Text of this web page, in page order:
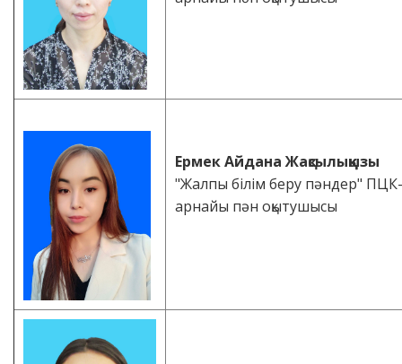
Ермек Айдана Жақсылыққызы
"Жалпы білім беру пәндер"
арнайы пән оқытушысы